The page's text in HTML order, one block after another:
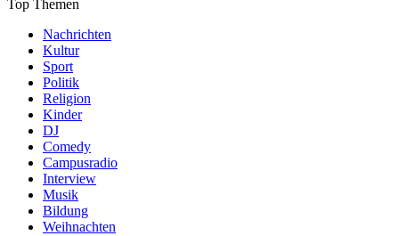
Top Themen
Nachrichten
Kultur
Sport
Politik
Religion
Kinder
DJ
Comedy
Campusradio
Interview
Musik
Bildung
Weihnachten